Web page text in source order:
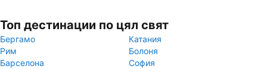
Топ дестинации по цял свят
Бергамо
Катания
Рим
Болоня
Барселона
София